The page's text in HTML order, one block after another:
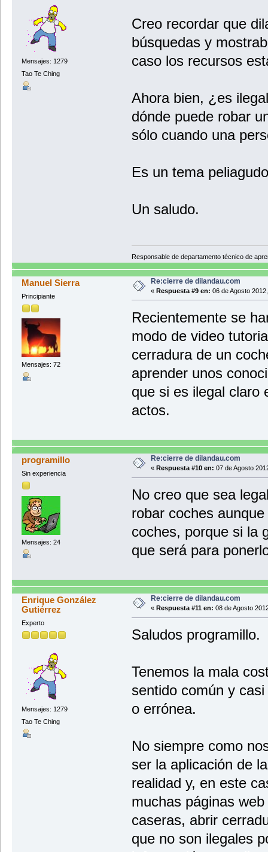
Mensajes: 1279
Tao Te Ching
Creo recordar que
búsquedas y
caso los recursos
Ahora bien, ¿es
dónde puede robar
sólo cuando una
Es un tema
Un saludo.
Responsable de departamento técnico de
Manuel Sierra
Principiante
Mensajes: 72
Re:cierre de dilandau.com
« Respuesta #9 en: 06 de Agosto
Recientemente se
modo de video
cerradura de un
aprender unos
que si es ilegal claro
actos.
programillo
Sin experiencia
Mensajes: 24
Re:cierre de dilandau.com
« Respuesta #10 en: 07 de Agosto
No creo que sea
robar coches
coches, porque si la
que será para
Enrique González
Gutiérrez
Experto
Mensajes: 1279
Tao Te Ching
Re:cierre de dilandau.com
« Respuesta #11 en: 08 de Agosto
Saludos programillo.
Tenemos la mala
sentido común y
o errónea.
No siempre como
ser la aplicación de
realidad y, en este
muchas páginas
caseras, abrir
que no son ilegales